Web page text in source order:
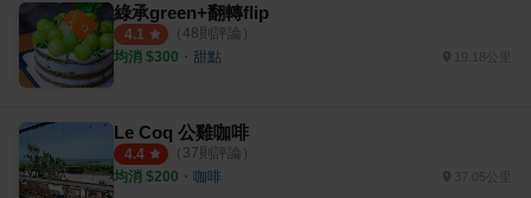
綠承green+翻轉flip
4.1 （ 48則評論）
均消 $300 ・ 甜點 19.18公里
Le Coq 公雞咖啡
4.4 （ 37則評論）
均消 $200 ・ 咖啡 37.05公里